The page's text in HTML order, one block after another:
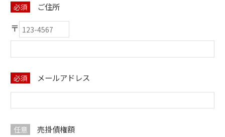
必須 ご住所
〒
必須 メールアドレス
任意 売掛債権額